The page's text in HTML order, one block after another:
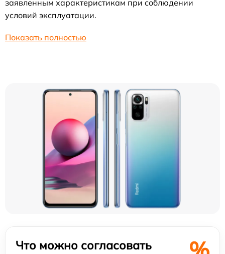
заявленным характеристикам при соблюдении
условий эксплуатации.
Показать полностью
Что можно согласовать